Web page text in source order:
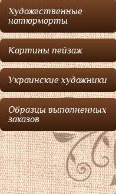
Художественные
натюрморты
Картины пейзаж
Украинские художники
Образцы выполненных
заказов